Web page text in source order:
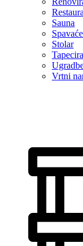
Sauna
Stolar
Vrtni